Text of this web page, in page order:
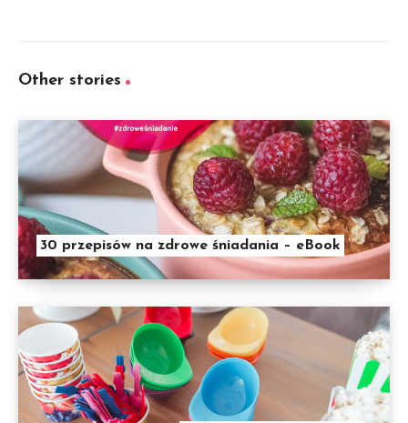
Other stories
30 przepisów na zdrowe śniadania – eBook